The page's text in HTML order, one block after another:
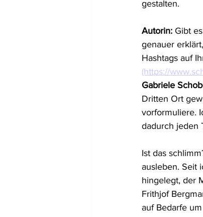
gestalten.
Autorin: Gibt
genauer
Hashtags auf
(https://
Gabriele
Dritten Ort
vorformuliere.
dadurch jeden
Ist das
ausleben. Seit
hingelegt, der
Frithjof
auf Bedarfe